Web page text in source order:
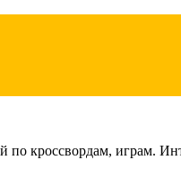
кроссвордам, играм.